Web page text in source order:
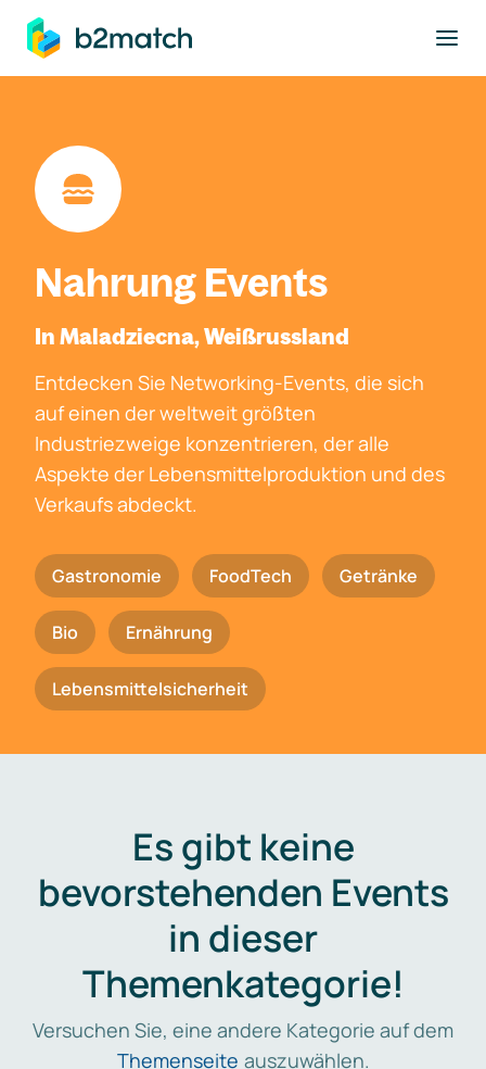
springen
Nahrung Events
In Maladziecna, Weißrussland
Entdecken Sie Networking-Events, die sich
auf einen der weltweit größten
Industriezweige konzentrieren, der alle
Aspekte der Lebensmittelproduktion und des
Verkaufs abdeckt.
Gastronomie FoodTech Getränke
Bio Ernährung
Lebensmittelsicherheit
Es gibt keine
bevorstehenden Events
in dieser
Themenkategorie!
Versuchen Sie, eine andere Kategorie auf dem
Themenseite auszuwählen.